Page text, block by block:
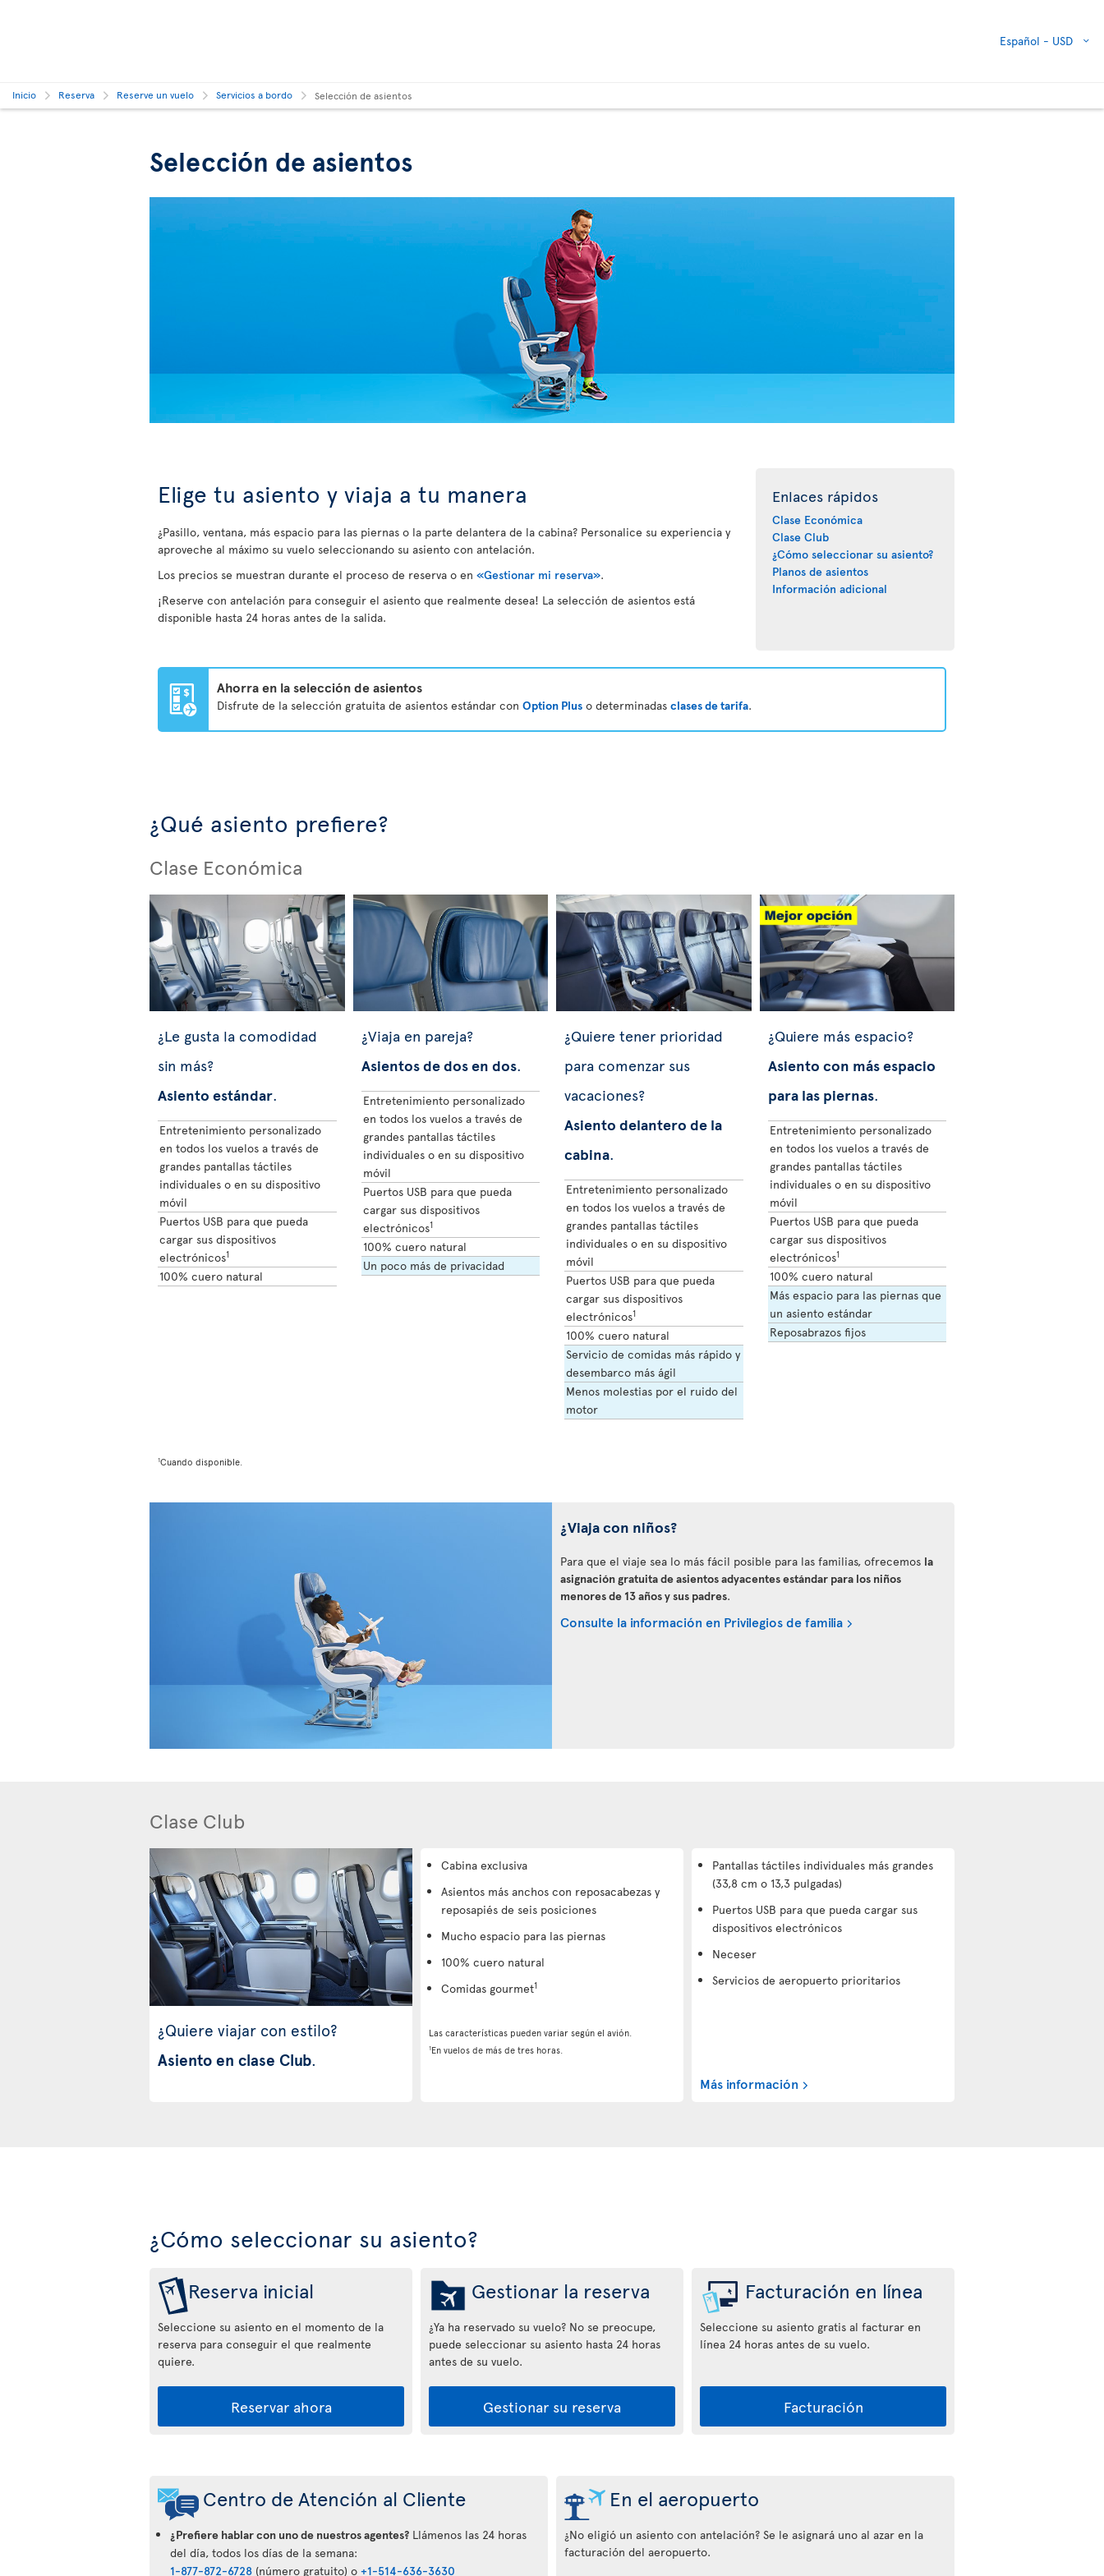
Español - USD
Inicio Reserva Reserve un vuelo Servicios a bordo Selección de asientos
Selección de asientos
Elige tu asiento y viaja a tu manera
¿Pasillo, ventana, más espacio para las piernas o la parte delantera de la cabina? Personalice su experiencia y
aproveche al máximo su vuelo seleccionando su asiento con antelación.
Los precios se muestran durante el proceso de reserva o en «Gestionar mi reserva».
¡Reserve con antelación para conseguir el asiento que realmente desea! La selección de asientos está
disponible hasta 24 horas antes de la salida.
Enlaces rápidos
Clase Económica
Clase Club
¿Cómo seleccionar su asiento?
Planos de asientos
Información adicional
Ahorra en la selección de asientos
Disfrute de la selección gratuita de asientos estándar con Option Plus o determinadas clases de tarifa.
¿Qué asiento prefiere?
Clase Económica
¿Le gusta la comodidad
sin más?
Asiento estándar.
Entretenimiento personalizado
en todos los vuelos a través de
grandes pantallas táctiles
individuales o en su dispositivo
móvil
Puertos USB para que pueda
cargar sus dispositivos
electrónicos1
100% cuero natural
¿Viaja en pareja?
Asientos de dos en dos.
Entretenimiento personalizado
en todos los vuelos a través de
grandes pantallas táctiles
individuales o en su dispositivo
móvil
Puertos USB para que pueda
cargar sus dispositivos
electrónicos1
100% cuero natural
Un poco más de privacidad
¿Quiere tener prioridad
para comenzar sus
vacaciones?
Asiento delantero de la
cabina.
Entretenimiento personalizado
en todos los vuelos a través de
grandes pantallas táctiles
individuales o en su dispositivo
móvil
Puertos USB para que pueda
cargar sus dispositivos
electrónicos1
100% cuero natural
Servicio de comidas más rápido y
desembarco más ágil
Menos molestias por el ruido del
motor
¿Quiere más espacio?
Asiento con más espacio
para las piernas.
Entretenimiento personalizado
en todos los vuelos a través de
grandes pantallas táctiles
individuales o en su dispositivo
móvil
Puertos USB para que pueda
cargar sus dispositivos
electrónicos1
100% cuero natural
Más espacio para las piernas que
un asiento estándar
Reposabrazos fijos
1Cuando disponible.
¿Viaja con niños?
Para que el viaje sea lo más fácil posible para las familias, ofrecemos la
asignación gratuita de asientos adyacentes estándar para los niños
menores de 13 años y sus padres.
Consulte la información en Privilegios de familia
Clase Club
¿Quiere viajar con estilo?
Asiento en clase Club.
Cabina exclusiva
Asientos más anchos con reposacabezas y
reposapiés de seis posiciones
Mucho espacio para las piernas
100% cuero natural
Comidas gourmet1
Las características pueden variar según el avión.
1En vuelos de más de tres horas.
Pantallas táctiles individuales más grandes
(33,8 cm o 13,3 pulgadas)
Puertos USB para que pueda cargar sus
dispositivos electrónicos
Neceser
Servicios de aeropuerto prioritarios
Más información
¿Cómo seleccionar su asiento?
Reserva inicial
Seleccione su asiento en el momento de la
reserva para conseguir el que realmente
quiere.
Reservar ahora
Gestionar la reserva
¿Ya ha reservado su vuelo? No se preocupe,
puede seleccionar su asiento hasta 24 horas
antes de su vuelo.
Gestionar su reserva
Facturación en línea
Seleccione su asiento gratis al facturar en
línea 24 horas antes de su vuelo.
Facturación
Air
Transat
Centro de Atención al Cliente
¿Prefiere hablar con uno de nuestros agentes? Llámenos las 24 horas
del día, todos los días de la semana:
1-877-872-6728 (número gratuito) o +1-514-636-3630
En el aeropuerto
¿No eligió un asiento con antelación? Se le asignará uno al azar en la
facturación del aeropuerto.